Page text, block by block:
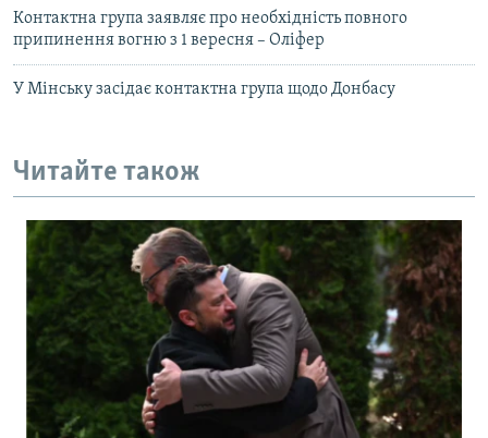
Контактна група заявляє про необхідність повного
припинення вогню з 1 вересня – Оліфер
У Мінську засідає контактна група щодо Донбасу
Читайте також